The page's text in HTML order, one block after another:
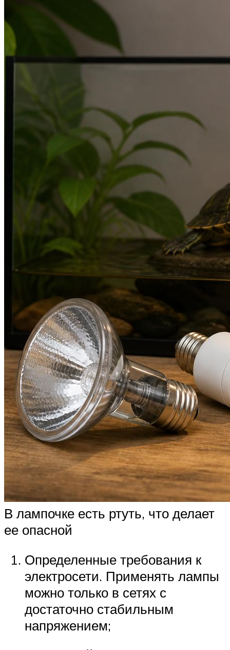
В лампочке есть ртуть, что делает
ее опасной
Определенные требования к
электросети. Применять лампы
можно только в сетях с
достаточно стабильным
напряжением;